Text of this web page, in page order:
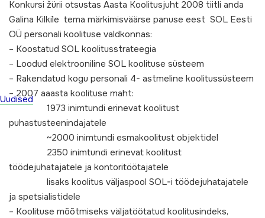
Uudised
Konkursi žürii otsustas Aasta Koolitusjuht 2008 tiitli anda
Galina Kilki´le tema märkimisväärse panuse eest SOL Eesti
OÜ personali koolituse valdkonnas:
– Koostatud SOL koolitusstrateegia
– Loodud elektrooniline SOL koolituse süsteem
– Rakendatud kogu personali 4- astmeline koolitussüsteem
– 2007 aaasta koolituse maht:
1973 inimtundi erinevat koolitust
puhastusteenindajatele
~2000 inimtundi esmakoolitust objektidel
2350 inimtundi erinevat koolitust
töödejuhatajatele ja kontoritöötajatele
lisaks koolitus väljaspool SOL-i töödejuhatajatele
ja spetsialistidele
– Koolituse mõõtmiseks väljatöötatud koolitusindeks,